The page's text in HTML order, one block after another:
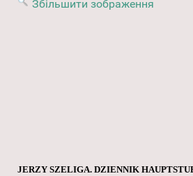
Збільшити зображення
JERZY SZELIGA. DZIENNIK